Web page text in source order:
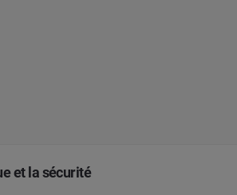
et la sécurité